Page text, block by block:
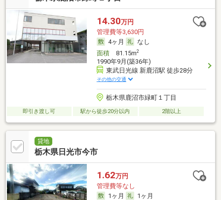
14.30万円
管理費等3,630円
4ヶ月
なし
面積81.15m2
1990年9月(築36年)
東武日光線 新鹿沼駅 徒歩28分
その他の交通
栃木県鹿沼市緑町１丁目
即引き渡し可 駅から徒歩20分以内 2階以上
貸地
栃木県日光市今市
1.62万円
管理費等なし
1ヶ月
1ヶ月